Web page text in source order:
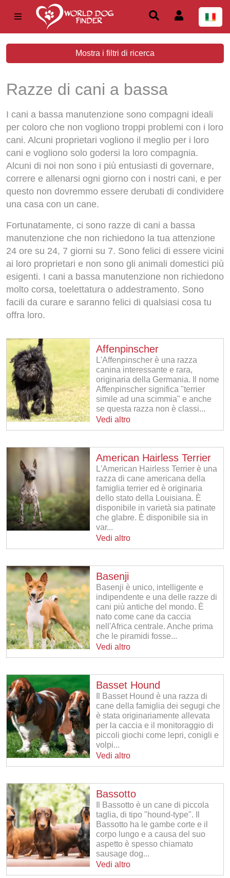
Mostra i filtri di ricerca
Razze di cani a bassa
manutenzione
I cani a bassa manutenzione sono compagni ideali
per coloro che non vogliono troppi problemi con i loro
cani. Alcuni proprietari vogliono il meglio per i loro
cani e vogliono solo godersi la loro compagnia.
Alcuni di noi non sono i più entusiasti di governare,
correre e allenarsi ogni giorno con i nostri cani, e per
questo non dovremmo essere derubati di condividere
una casa con un cane.
Fortunatamente, ci sono razze di cani a bassa
manutenzione che non richiedono la tua attenzione
24 ore su 24, 7 giorni su 7. Sono felici di essere vicini
ai loro proprietari e non sono gli animali domestici più
esigenti. I cani a bassa manutenzione non richiedono
molto corsa, toelettatura o addestramento. Sono
facili da curare e saranno felici di qualsiasi cosa tu
offra loro.
Affenpinscher
L'Affenpinscher è una razza
canina interessante e rara,
originaria della Germania. Il nome
Affenpinscher significa "terrier
simile ad una scimmia" e anche
se questa razza non è classi...
Vedi altro
American Hairless Terrier
L'American Hairless Terrier è una
razza di cane americana della
famiglia terrier ed è originaria
dello stato della Louisiana. È
disponibile in varietà sia patinate
che glabre. È disponibile sia in
var...
Vedi altro
Basenji
Basenji è unico, intelligente e
indipendente e una delle razze di
cani più antiche del mondo. È
nato come cane da caccia
nell'Africa centrale. Anche prima
che le piramidi fosse...
Vedi altro
Basset Hound
Il Basset Hound è una razza di
cane della famiglia dei segugi che
è stata originariamente allevata
per la caccia e il monitoraggio di
piccoli giochi come lepri, conigli e
volpi...
Vedi altro
Bassotto
Il Bassotto è un cane di piccola
taglia, di tipo "hound-type". Il
Bassotto ha le gambe corte e il
corpo lungo e a causa del suo
aspetto è spesso chiamato
sausage dog...
Vedi altro